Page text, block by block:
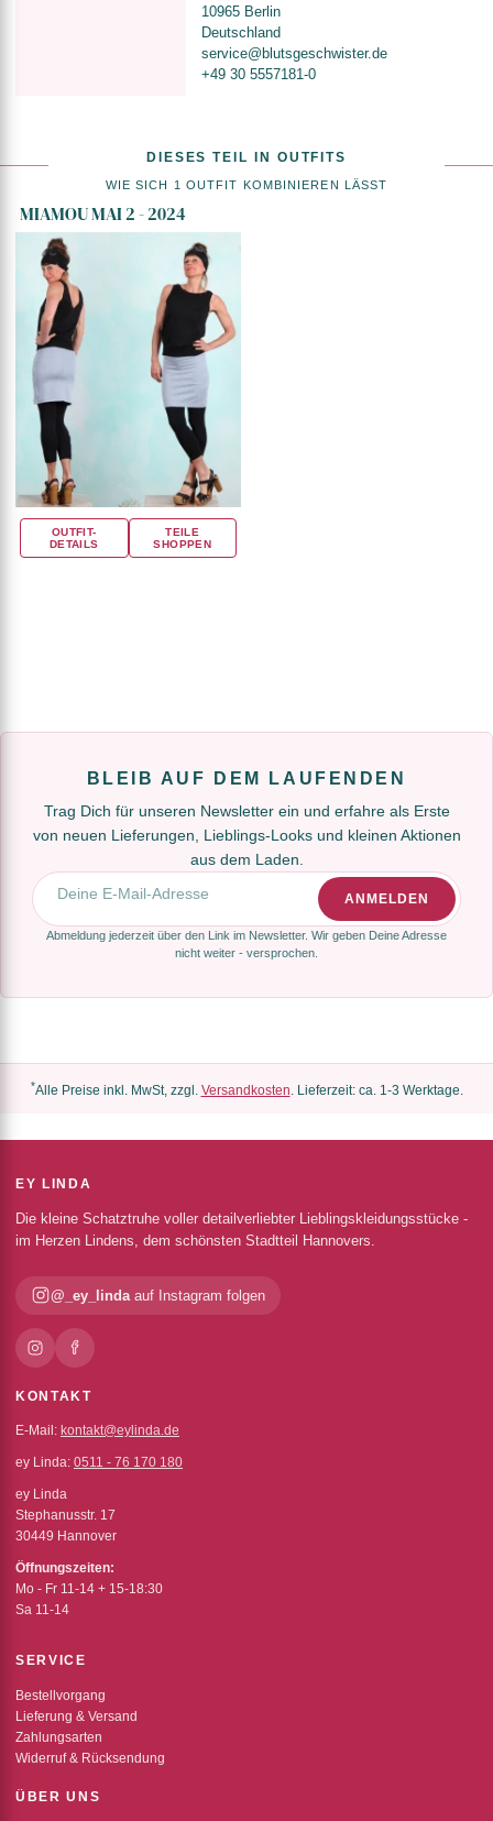
10965 Berlin
Deutschland
service@blutsgeschwister.de
+49 30 5557181-0
DIESES TEIL IN OUTFITS
WIE SICH 1 OUTFIT KOMBINIEREN LÄSST
MIAMOU MAI 2 - 2024
OUTFIT-
DETAILS
TEILE
SHOPPEN
BLEIB AUF DEM LAUFENDEN
Trag Dich für unseren Newsletter ein und erfahre als Erste
von neuen Lieferungen, Lieblings-Looks und kleinen Aktionen
aus dem Laden.
E-Mail-Adresse
ANMELDEN
Abmeldung jederzeit über den Link im Newsletter. Wir geben Deine Adresse
nicht weiter - versprochen.
*Alle Preise inkl. MwSt, zzgl. Versandkosten . Lieferzeit: ca. 1-3 Werktage.
EY LINDA
Die kleine Schatztruhe voller detailverliebter Lieblingskleidungsstücke -
im Herzen Lindens, dem schönsten Stadtteil Hannovers.
@_ey_linda auf Instagram folgen
KONTAKT
E-Mail: kontakt@eylinda.de
ey Linda: 0511 - 76 170 180
ey Linda
Stephanusstr. 17
30449 Hannover
Öffnungszeiten:
Mo - Fr 11-14 + 15-18:30
Sa 11-14
SERVICE
Bestellvorgang
Lieferung & Versand
Zahlungsarten
Widerruf & Rücksendung
ÜBER UNS